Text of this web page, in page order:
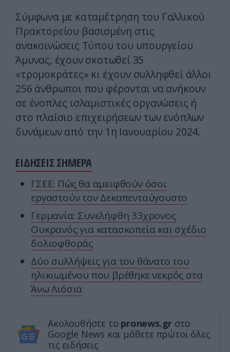
Σύμφωνα με καταμέτρηση του Γαλλικού
Πρακτορείου βασισμένη στις
ανακοινώσεις Τύπου του υπουργείου
Άμυνας, έχουν σκοτωθεί 35
«τρομοκράτες» κι έχουν συλληφθεί άλλοι
256 άνθρωποι που φέρονται να ανήκουν
σε ένοπλες ισλαμιστικές οργανώσεις ή
στο πλαίσιο επιχειρήσεων των ενόπλων
δυνάμεων από την 1η Ιανουαρίου 2024.
ΕΙΔΗΣΕΙΣ ΣΗΜΕΡΑ
ΓΣΕΕ: Πώς θα αμειφθούν όσοι
εργαστούν τον Δεκαπενταύγουστο
Γερμανία: Συνελήφθη 33χρονος
Ουκρανός για κατασκοπεία και σχέδιο
δολιοφθοράς
Δύο συλλήψεις για τον θάνατο του
ηλικιωμένου που βρέθηκε νεκρός στα
Άνω Λιόσια
Ακολουθήστε το pronews.gr στο
Google News και μάθετε πρώτοι όλες
τις ειδήσεις